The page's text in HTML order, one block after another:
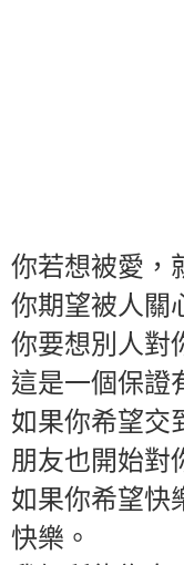
你若想被愛，
你期望被人關
你要想別人對
這是一個保證
如果你希望交
朋友也開始對
如果你希望快
快樂。